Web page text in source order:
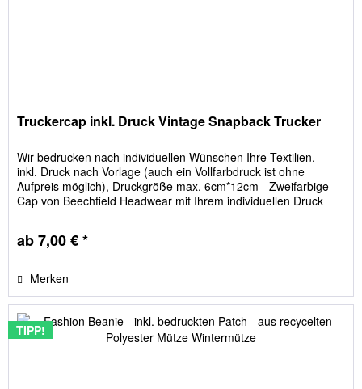
Truckercap inkl. Druck Vintage Snapback Trucker
Wir bedrucken nach individuellen Wünschen Ihre Textilien. -
inkl. Druck nach Vorlage (auch ein Vollfarbdruck ist ohne
Aufpreis möglich), Druckgröße max. 6cm*12cm - Zweifarbige
Cap von Beechfield Headwear mit Ihrem individuellen Druck
ab 7,00 € *
Merken
TIPP!